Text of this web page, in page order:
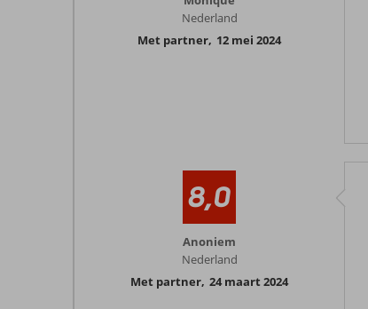
Nederland
Met partner, 12 mei 2024
8,0
Anoniem
Nederland
Met partner, 24 maart 2024